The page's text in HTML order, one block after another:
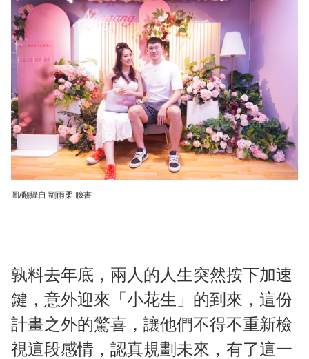
圖/翻攝自 劉雨柔 臉書
孰料去年底，兩人的人生突然按下加速
鍵，意外迎來「小花生」的到來，這份
計畫之外的驚喜，讓他們不得不重新檢
視這段感情，認真規劃未來，有了這一